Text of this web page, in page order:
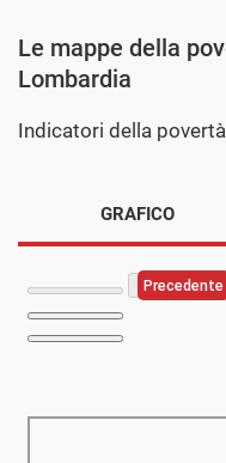
Le mappe della
Lombardia
Indicatori della
GRAFICO